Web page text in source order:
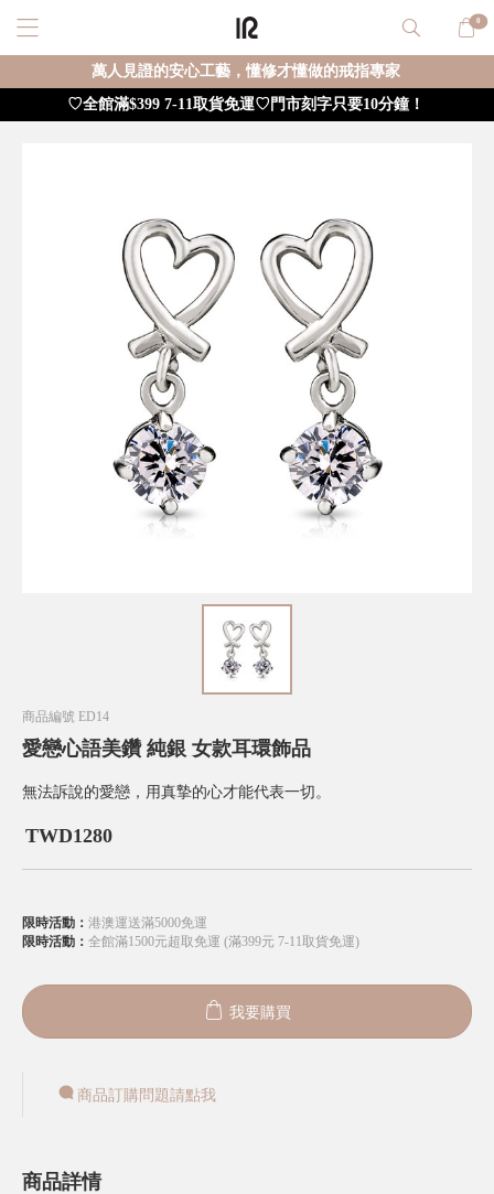
0
萬人見證的安心工藝，懂修才懂做的戒指專家
♡全館滿$399 7-11取貨免運♡門市刻字只要10分鐘！
商品編號 ED14
愛戀心語美鑽 純銀 女款耳環飾品
無法訴說的愛戀，用真摯的心才能代表一切。
TWD1280
限時活動： 港澳運送滿5000免運
限時活動： 全館滿1500元超取免運 (滿399元 7-11取貨免運)
我要購買
商品訂購問題請點我
商品詳情